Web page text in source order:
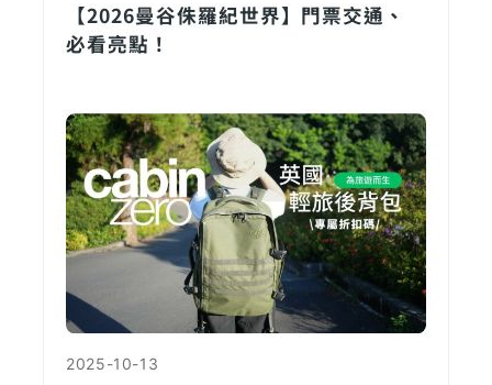
【2026曼谷侏羅紀世界】門票交通、
必看亮點！
2025-10-13